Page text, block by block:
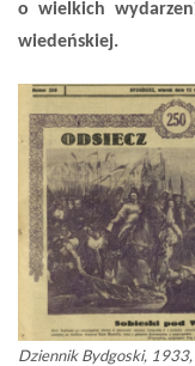
o wielkich
wiedeńskiej.
Dziennik Bydgoski,